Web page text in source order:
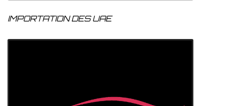
IMPORTATION DES UAE